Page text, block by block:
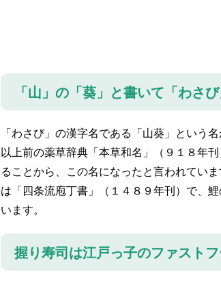
「山」の「葵」と書いて「わさび
「わさび」の漢字名である「山葵」という
以上前の薬草辞典「本草和名」（９１８年
ることから、この名になったと言われてい
は「四条流庖丁書」（１４８９年刊）で、
います。
握り寿司は江戸っ子のファスト